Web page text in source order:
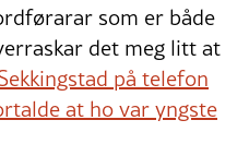
som er både
det meg litt at
på telefon
at ho var yngste